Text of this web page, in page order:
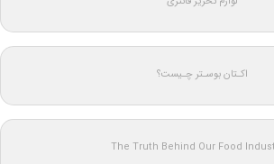
اکـتان بوسـتر چـیست؟
The Truth Behind Our Food